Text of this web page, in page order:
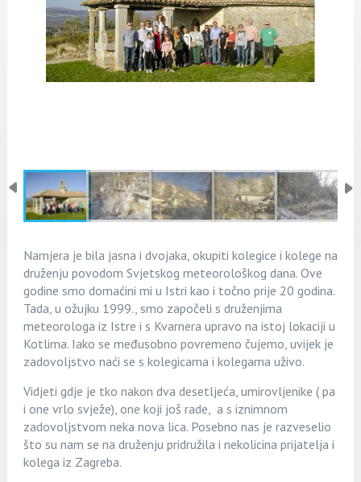
Namjera je bila jasna i dvojaka, okupiti kolegice i kolege na
druženju povodom Svjetskog meteorološkog dana. Ove
godine smo domaćini mi u Istri kao i točno prije 20 godina.
Tada, u ožujku 1999., smo započeli s druženjima
meteorologa iz Istre i s Kvarnera upravo na istoj lokaciji u
Kotlima. Iako se međusobno povremeno čujemo, uvijek je
zadovoljstvo naći se s kolegicama i kolegama uživo.
Vidjeti gdje je tko nakon dva desetljeća, umirovljenike ( pa
i one vrlo svježe), one koji još rade, a s iznimnom
zadovoljstvom neka nova lica. Posebno nas je razveselio
što su nam se na druženju pridružila i nekolicina prijatelja i
kolega iz Zagreba.